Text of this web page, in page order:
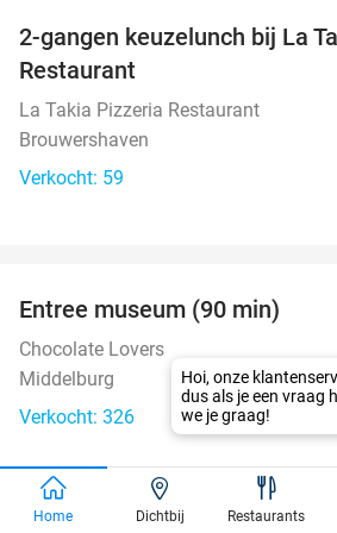
2-gangen keuzelunch bij La
Restaurant
La Takia Pizzeria Restaurant
Brouwershaven
Verkocht: 59
Entree museum (90 min)
Chocolate Lovers
Middelburg
Verkocht: 326
Home Dichtbij Restaurants